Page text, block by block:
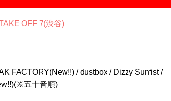
OFF 7(渋谷)
FACTORY(New!!) / dustbox / Dizzy Sunfist /
五十音順)